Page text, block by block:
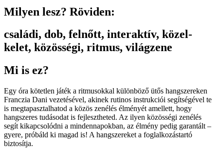
Milyen lesz? Röviden:
családi, dob, felnőtt, interaktív, közel-
kelet, közösségi, ritmus, világzene
Mi is ez?
Egy óra kötetlen játék a ritmusokkal különböző ütős hangszereken
Franczia Dani vezetésével, akinek rutinos instrukciói segítségével te
is megtapasztalhatod a közös zenélés élményét amellett, hogy
hangszeres tudásodat is fejlesztheted. Az ilyen közösségi zenélés
segít kikapcsolódni a mindennapokban, az élmény pedig garantált –
gyere, próbáld ki magad is! A hangszereket a foglalkozástartó
biztosítja.